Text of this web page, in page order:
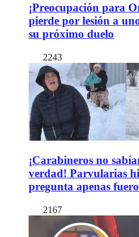
¡Preocupación para
pierde por lesión a
su próximo duelo
2243
¡Carabineros no
verdad! Parvularias
pregunta apenas
2167